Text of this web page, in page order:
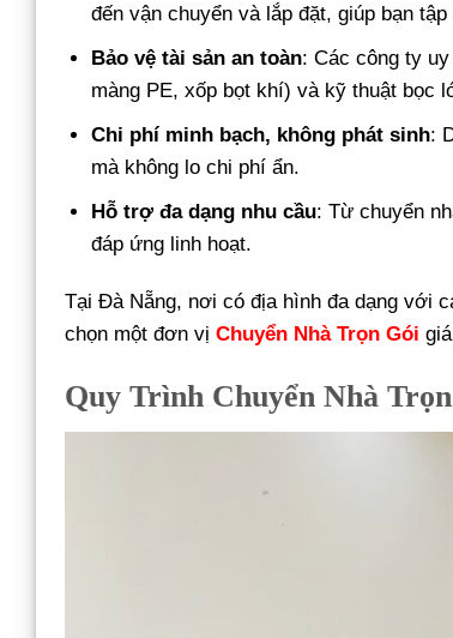
đến vận chuyển và lắp đặt, giúp bạn
Bảo vệ tài sản an toàn: Các công ty
màng PE, xốp bọt khí) và kỹ thuật bọc
Chi phí minh bạch, không phát sinh:
mà không lo chi phí ẩn.
Hỗ trợ đa dạng nhu cầu: Từ chuyển
đáp ứng linh hoạt.
Tại Đà Nẵng, nơi có địa hình đa dạng với
chọn một đơn vị Chuyển Nhà Trọn Gói
Quy Trình Chuyển Nhà